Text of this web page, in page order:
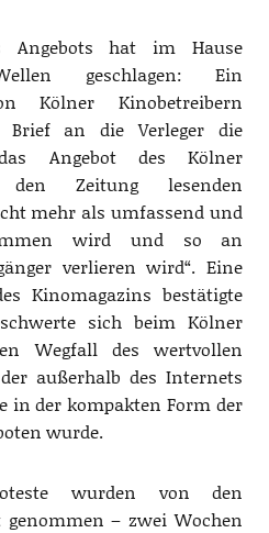
Angebots hat im Hause
geschlagen: Ein
Kölner Kinobetreibern
an die Verleger die
Angebot des Kölner
den Zeitung lesenden
mehr als umfassend und
wird und so an
verlieren wird“. Eine
Kinomagazins bestätigte
sich beim Kölner
Wegfall des wertvollen
außerhalb des Internets
in der kompakten Form der
wurde.
wurden von den
– zwei Wochen